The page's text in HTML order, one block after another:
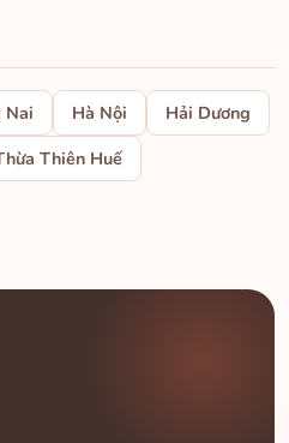
Nai Hà Nội
Hải Dương
Thiên Huế